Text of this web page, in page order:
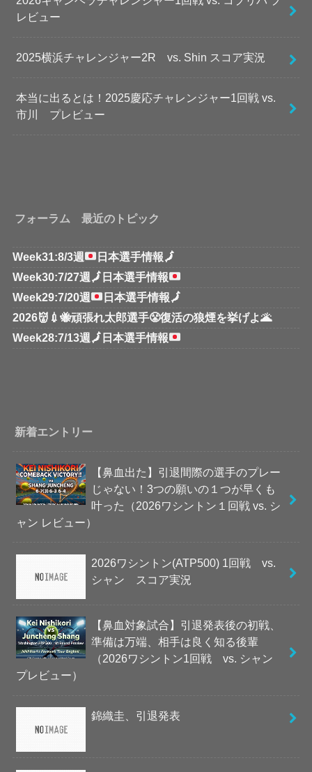
レビュー
2025横浜チャレンジャー2R vs. Shin スコア実況
本当に出るとは！2025慶応チャレンジャー1回戦 vs.
市川 プレビュー
フォーラム 最近のトピック
Week31:8/3週 日本選手情報🗾
Week30:7/27週 🗾 日本選手情報
Week29:7/20週
日本選手情報🗾
2026👹💉🐝頑張れ太郎選手😤復活の狼煙を挙げよ🌋
Week28:7/13週 🗾 日本選手情報
新着エントリー
【鼻血出た】引退間際の選手のプレー
じゃない！3つの願いの１つが早くも
叶った（2026ワシントン１回戦 vs. シ
ャン レビュー）
2026ワシントン(ATP500) 1回戦 vs.
シャン スコア実況
【鼻血対象試合】引退発表後の初戦、
準備は万端、相手は良く知る後輩
（2026ワシントン1回戦 vs. シャン
プレビュー）
錦織圭、引退発表